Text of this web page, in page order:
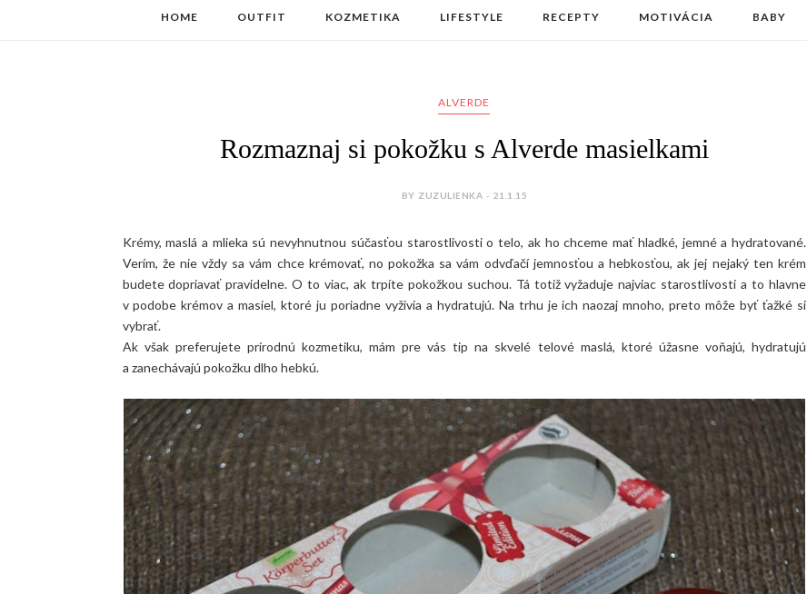
HOME OUTFIT KOZMETIKA LIFESTYLE RECEPTY MOTIVÁCIA BABY
ALVERDE
Rozmaznaj si pokožku s Alverde masielkami
BY ZUZULIENKA - 21.1.15
Krémy, maslá a mlieka sú nevyhnutnou súčasťou starostlivosti o telo, ak ho chceme mať hladké, jemné a hydratované.
Verím, že nie vždy sa vám chce krémovať, no pokožka sa vám odvďačí jemnosťou a hebkosťou, ak jej nejaký ten krém
budete dopriavať pravidelne. O to viac, ak trpíte pokožkou suchou. Tá totiž vyžaduje najviac starostlivosti a to hlavne
v podobe krémov a masiel, ktoré ju poriadne vyživia a hydratujú. Na trhu je ich naozaj mnoho, preto môže byť ťažké si
vybrať.
Ak však preferujete prírodnú kozmetiku, mám pre vás tip na skvelé telové maslá, ktoré úžasne voňajú, hydratujú
a zanechávajú pokožku dlho hebkú.